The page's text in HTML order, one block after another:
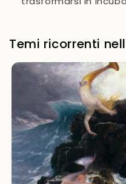
Temi ricorrenti